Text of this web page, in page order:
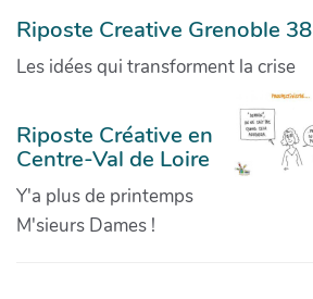
Riposte Creative Grenoble 38
Les idées qui transforment la crise
Riposte Créative en
Centre-Val de Loire
Y'a plus de printemps
M'sieurs Dames !